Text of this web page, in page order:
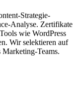
Strategie-
Analyse. Zertifikate
wie WordPress
Wir selektieren auf
Teams.